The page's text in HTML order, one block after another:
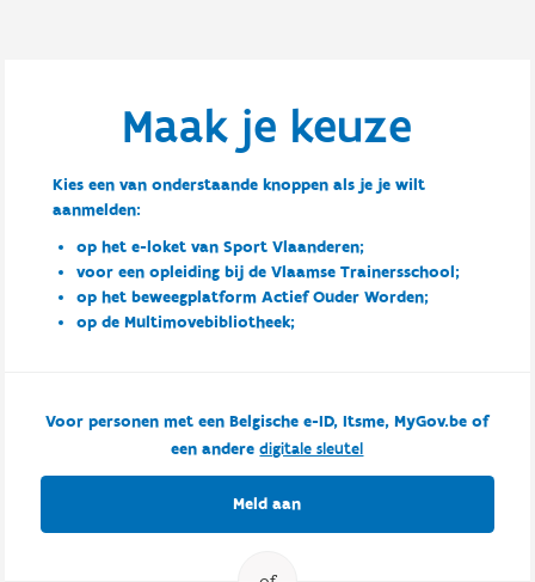
Maak je keuze
Kies een van onderstaande knoppen als je je wilt
aanmelden:
op het e-loket van Sport Vlaanderen;
voor een opleiding bij de Vlaamse Trainersschool;
op het beweegplatform Actief Ouder Worden;
op de Multimovebibliotheek;
Voor personen met een Belgische e-ID, Itsme, MyGov.be of
een anderedigitale sleutel
Meld aan